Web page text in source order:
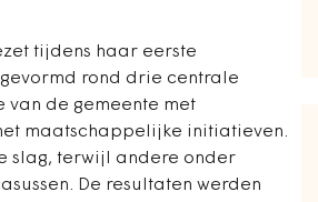
tijdens haar eerste
rond drie centrale
van de gemeente met
maatschappelijke initiatieven.
slag, terwijl andere onder
De resultaten werden